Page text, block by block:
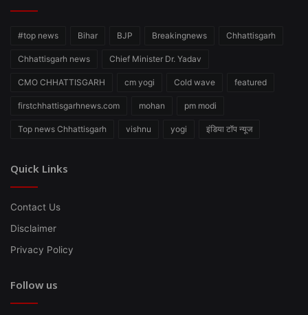
#top news Bihar BJP Breakingnews Chhattisgarh
Chhattisgarh news Chief Minister Dr. Yadav
CMO CHHATTISGARH cm yogi Cold wave featured
firstchhattisgarhnews.com mohan pm modi
Top news Chhattisgarh vishnu yogi इंडिया टॉप न्यूज
Quick Links
Contact Us
Disclaimer
Privacy Policy
Follow us